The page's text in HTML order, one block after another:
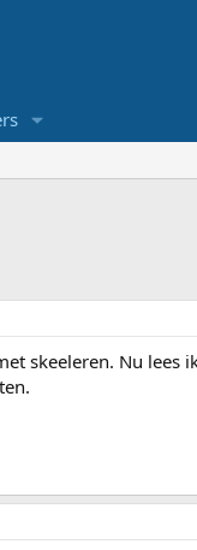
skeeleren. Nu lees